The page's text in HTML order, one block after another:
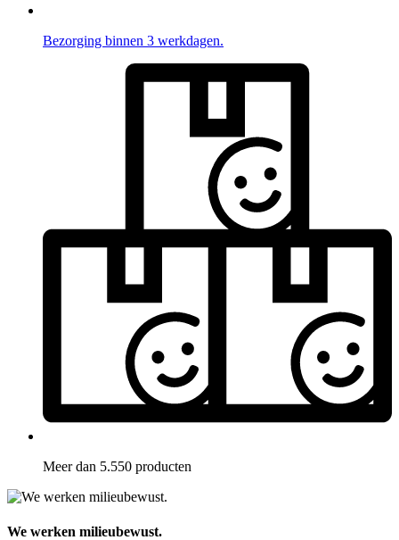
Bezorging binnen 3 werkdagen.
Meer dan 5.550 producten
We werken milieubewust.